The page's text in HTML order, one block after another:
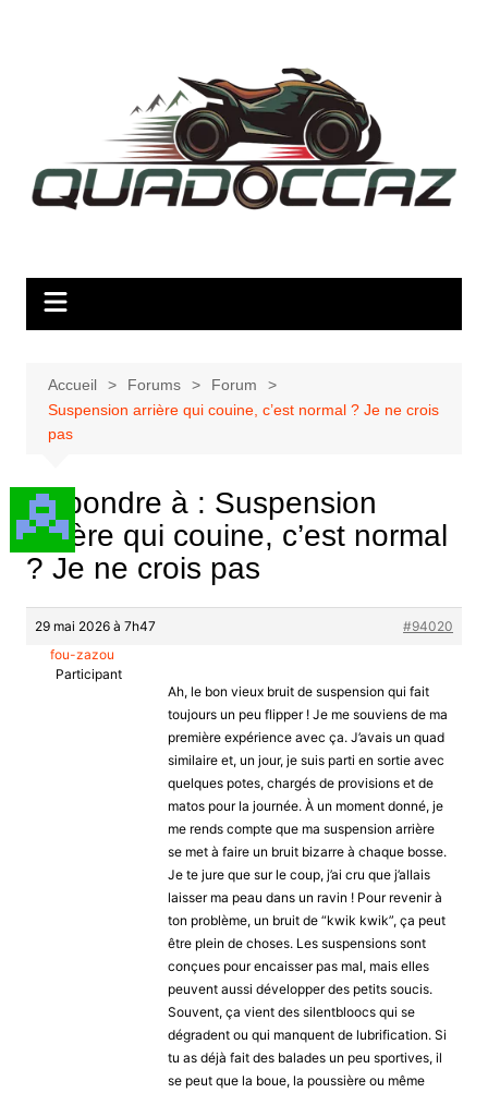
Accueil Forums
Forum
Suspension arrière qui couine, c’est normal ? Je ne crois
pas
Répondre à : Suspension
arrière qui couine, c’est normal
? Je ne crois pas
29 mai 2026 à 7h47
#94020
fou-zazou
Participant
Ah, le bon vieux bruit de suspension qui fait
toujours un peu flipper ! Je me souviens de ma
première expérience avec ça. J’avais un quad
similaire et, un jour, je suis parti en sortie avec
quelques potes, chargés de provisions et de
matos pour la journée. À un moment donné, je
me rends compte que ma suspension arrière
se met à faire un bruit bizarre à chaque bosse.
Je te jure que sur le coup, j’ai cru que j’allais
laisser ma peau dans un ravin ! Pour revenir à
ton problème, un bruit de “kwik kwik”, ça peut
être plein de choses. Les suspensions sont
conçues pour encaisser pas mal, mais elles
peuvent aussi développer des petits soucis.
Souvent, ça vient des silentbloocs qui se
dégradent ou qui manquent de lubrification. Si
tu as déjà fait des balades un peu sportives, il
se peut que la boue, la poussière ou même